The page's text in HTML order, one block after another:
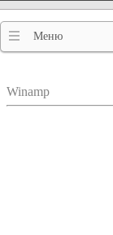
Меню
Winamp